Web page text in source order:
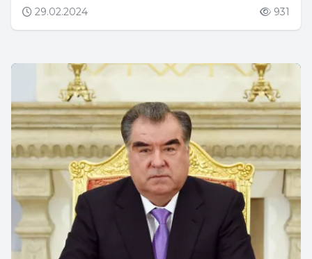
«Таджик Эйр» было создано ГУП
29.02.2024 931